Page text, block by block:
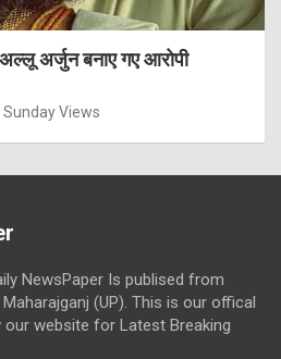
अर्जुन बनाए गए आरोपी
Views
NewsPaper Is publised from
(UP). This is our offical
website for Latest Breaking